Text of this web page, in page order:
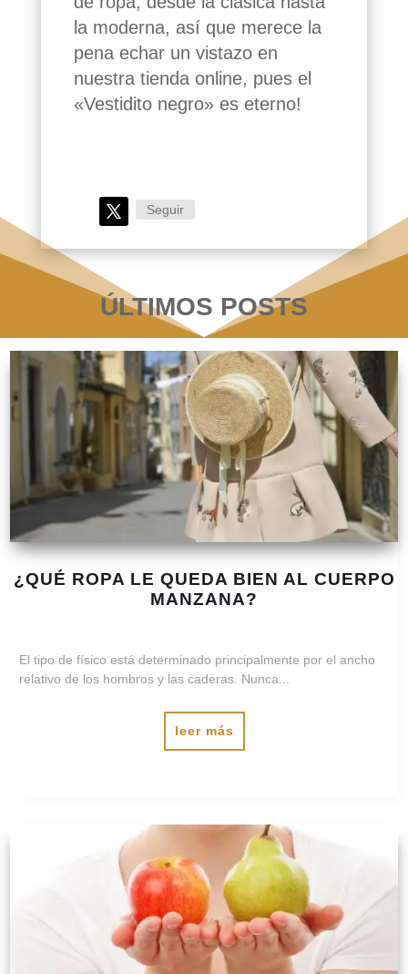
la moderna, así que merece la
pena echar un vistazo en
nuestra tienda online, pues el
«Vestidito negro» es eterno!
Seguir
ÚLTIMOS POSTS
¿QUÉ ROPA LE QUEDA BIEN AL CUERPO
MANZANA?
El tipo de físico está determinado principalmente por el ancho
relativo de los hombros y las caderas. Nunca...
leer más